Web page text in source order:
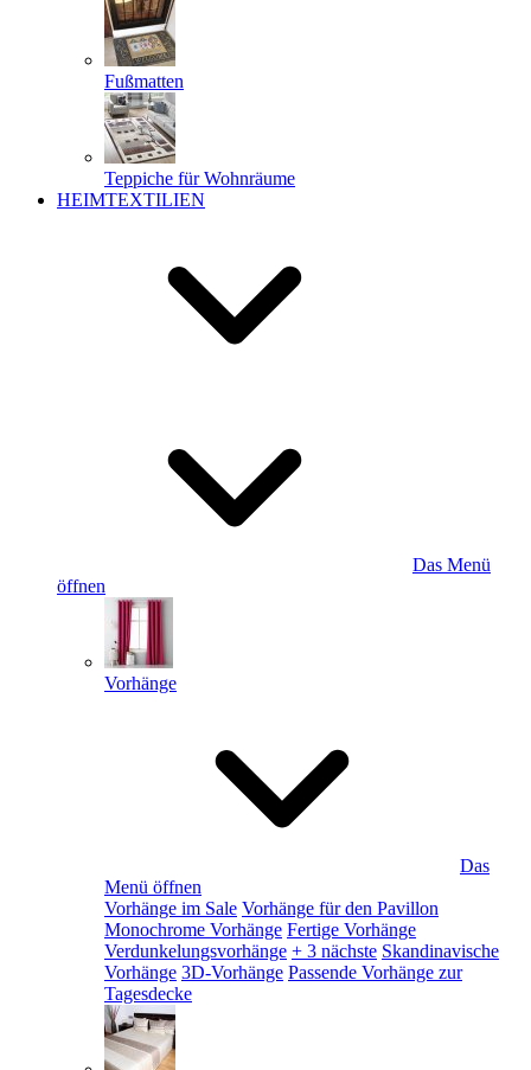
Fußmatten
Teppiche für Wohnräume
HEIMTEXTILIEN
Das Menü
öffnen
Vorhänge
Das
Menü öffnen
Vorhänge im Sale Vorhänge für den Pavillon
Monochrome Vorhänge Fertige Vorhänge
Verdunkelungsvorhänge + 3 nächste Skandinavische
Vorhänge 3D-Vorhänge Passende Vorhänge zur
Tagesdecke